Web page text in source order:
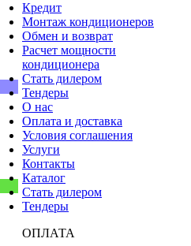
Кредит
Монтаж кондиционеров
Обмен и возврат
Расчет мощности
кондиционера
Стать дилером
Тендеры
О нас
Оплата и доставка
Условия соглашения
Услуги
Контакты
Каталог
Стать дилером
Тендеры
ОПЛАТА